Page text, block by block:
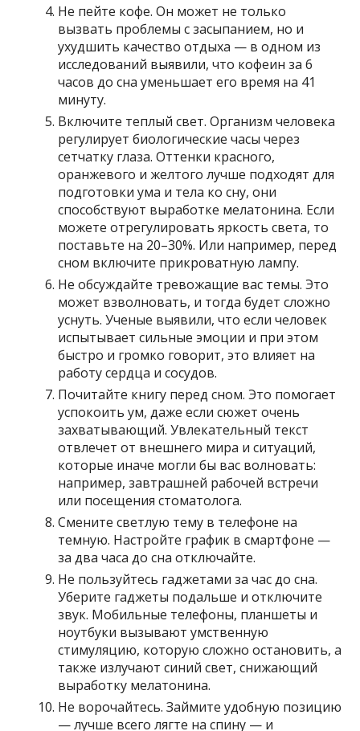
Не пейте кофе. Он может не только
вызвать проблемы с засыпанием, но и
ухудшить качество отдыха — в одном из
исследований выявили, что кофеин за 6
часов до сна уменьшает его время на 41
минуту.
Включите теплый свет. Организм человека
регулирует биологические часы через
сетчатку глаза. Оттенки красного,
оранжевого и желтого лучше подходят для
подготовки ума и тела ко сну, они
способствуют выработке мелатонина. Если
можете отрегулировать яркость света, то
поставьте на 20–30%. Или например, перед
сном включите прикроватную лампу.
Не обсуждайте тревожащие вас темы. Это
может взволновать, и тогда будет сложно
уснуть. Ученые выявили, что если человек
испытывает сильные эмоции и при этом
быстро и громко говорит, это влияет на
работу сердца и сосудов.
Почитайте книгу перед сном. Это помогает
успокоить ум, даже если сюжет очень
захватывающий. Увлекательный текст
отвлечет от внешнего мира и ситуаций,
которые иначе могли бы вас волновать:
например, завтрашней рабочей встречи
или посещения стоматолога.
Смените светлую тему в телефоне на
темную. Настройте график в смартфоне —
за два часа до сна отключайте.
Не пользуйтесь гаджетами за час до сна.
Уберите гаджеты подальше и отключите
звук. Мобильные телефоны, планшеты и
ноутбуки вызывают умственную
стимуляцию, которую сложно остановить, а
также излучают синий свет, снижающий
выработку мелатонина.
Не ворочайтесь. Займите удобную позицию
— лучше всего лягте на спину — и